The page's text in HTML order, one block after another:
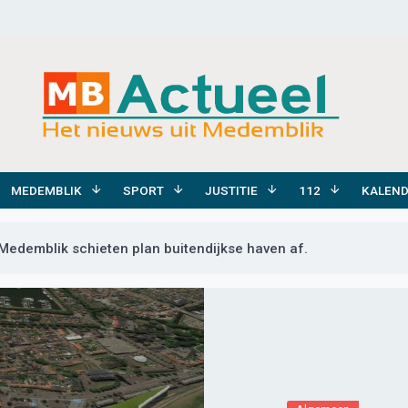
MEDEMBLIK SPORT JUSTITIE 112
schieten plan buitendijkse haven af.